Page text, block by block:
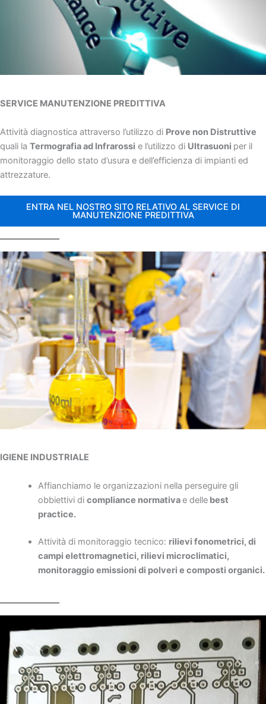
SERVICE MANUTENZIONE PREDITTIVA
Attività diagnostica attraverso l’utilizzo di Prove non Distruttive
quali la Termografia ad Infrarossi e l’utilizzo di Ultrasuoni per il
monitoraggio dello stato d’usura e dell’efficienza di impianti ed
attrezzature.
ENTRA NEL NOSTRO SITO RELATIVO AL SERVICE DI
MANUTENZIONE PREDITTIVA
IGIENE INDUSTRIALE
Affianchiamo le organizzazioni nella perseguire gli
obbiettivi di compliance normativae dellebest
practice.
Attività di monitoraggio tecnico: rilievi fonometrici, di
campi elettromagnetici, rilievi microclimatici,
monitoraggio emissioni di polveri e composti organici.